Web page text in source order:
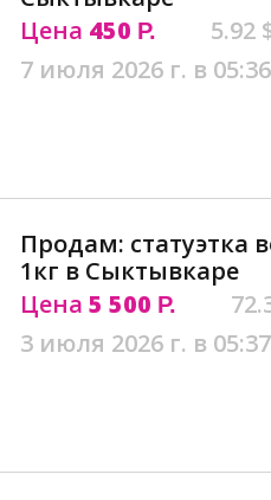
Цена 450 Р.
5.92
7 июля 2026 г. в 05:36
Продам: статуэтка
1кг в Сыктывкаре
Цена 5 500 Р.
3 июля 2026 г. в 05:37